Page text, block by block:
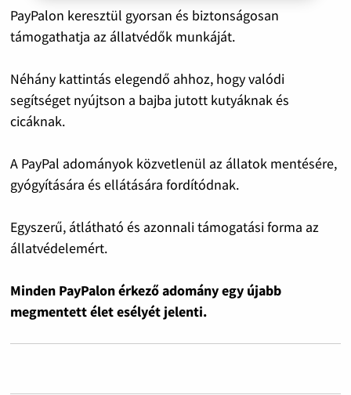
PayPalon keresztül gyorsan és biztonságosan
támogathatja az állatvédők munkáját.
Néhány kattintás elegendő ahhoz, hogy valódi
segítséget nyújtson a bajba jutott kutyáknak és
cicáknak.
A PayPal adományok közvetlenül az állatok mentésére,
gyógyítására és ellátására fordítódnak.
Egyszerű, átlátható és azonnali támogatási forma az
állatvédelemért.
Minden PayPalon érkező adomány egy újabb
megmentett élet esélyét jelenti.